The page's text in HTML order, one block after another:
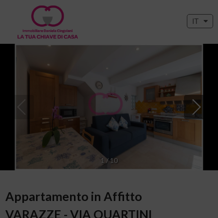
IT
1 /10
Appartamento in Affitto
VARAZZE - VIA QUARTINI